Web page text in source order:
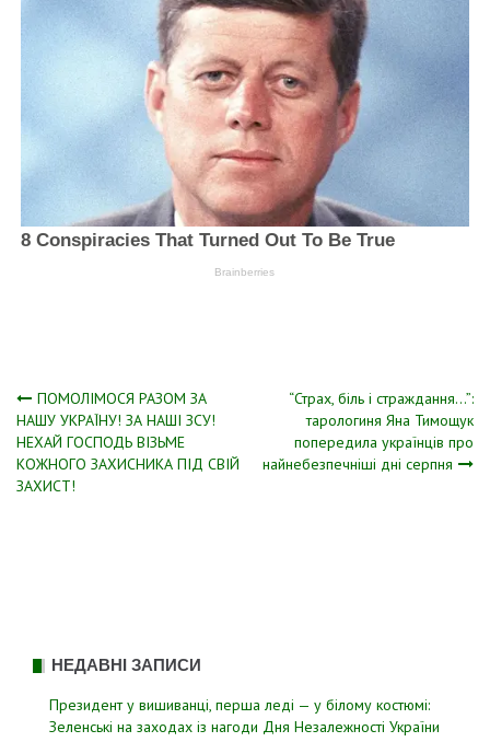
Навігація
записів
ПОМОЛІМОСЯ РАЗОМ ЗА
НАШУ УКРАЇНУ! ЗА НАШІ ЗСУ!
НЕХАЙ ГОСПОДЬ ВІЗЬМЕ
КОЖНОГО ЗАХИСНИКА ПІД СВІЙ
ЗАХИСТ!
“Страх, біль і страждання…”:
тарологиня Яна Тимощук
попередила українців про
найнебезпечніші дні серпня
НЕДАВНІ ЗАПИСИ
Президент у вишиванці, перша леді — у білому костюмі:
Зеленські на заходах із нагоди Дня Незалежності України